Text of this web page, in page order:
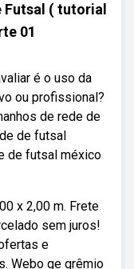
Futsal ( tutorial
01
é o uso da
ou profissional?
de rede de
de futsal
de futsal méxico
x 2,00 m. Frete
sem juros!
e
Webo ge grêmio